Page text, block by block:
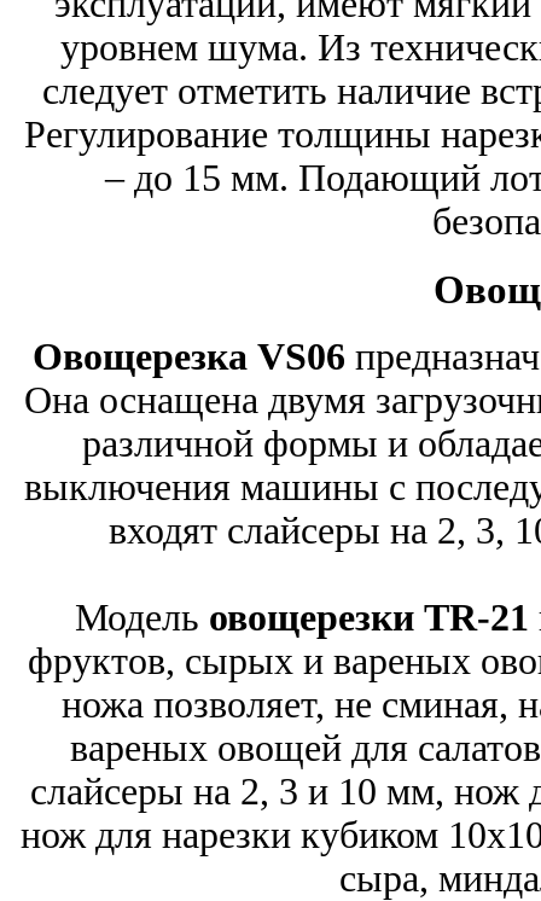
уровнем шума. Из
следует отметить наличие
Регулирование толщины
– до 15 мм. Подающий
Овощерезка VS06
Она оснащена двумя
различной формы и
выключения машины с
входят слайсеры на 2, 3,
Модель овощерезки TR-21
фруктов, сырых и вареных
ножа позволяет, не сминая,
вареных овощей для
слайсеры на 2, 3 и 10 мм, нож
нож для нарезки кубиком
сыра,